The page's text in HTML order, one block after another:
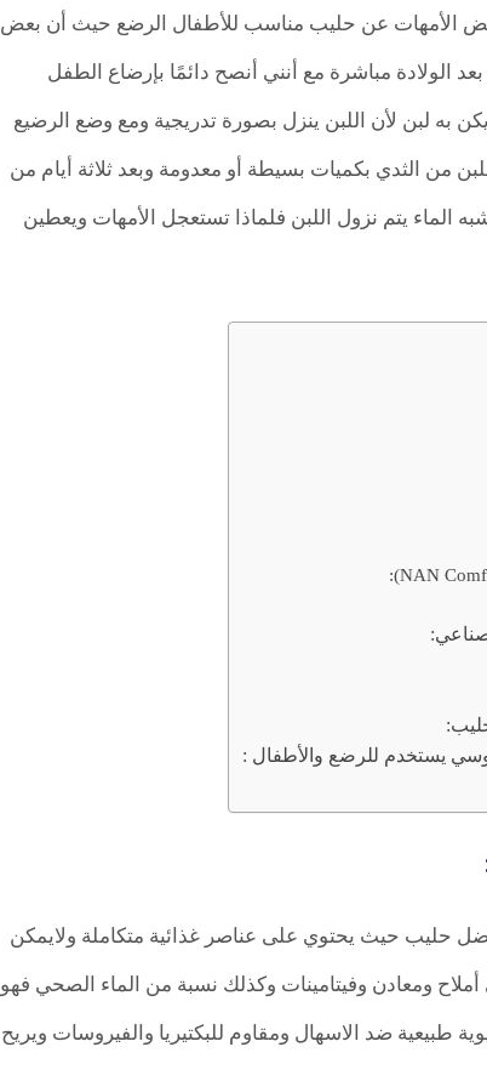
الأمهات عن حليب مناسب للأطفال الرضع حيث أن بعض
بعد الولادة مباشرة مع أنني أنصح دائمًا بإرضاع الطفل
به لبن لأن اللبن ينزل بصورة تدريجية ومع وضع الرضيع
من الثدي بكميات بسيطة أو معدومة وبعد ثلاثة أيام من
الماء يتم نزول اللبن فلماذا تستعجل الأمهات ويعطين
يستخدم للرضع والأطفال :
حليب حيث يحتوي على عناصر غذائية متكاملة ولايمكن
أملاح ومعادن وفيتامينات وكذلك نسبة من الماء الصحي فهو
طبيعية ضد الاسهال ومقاوم للبكتيريا والفيروسات ويريح